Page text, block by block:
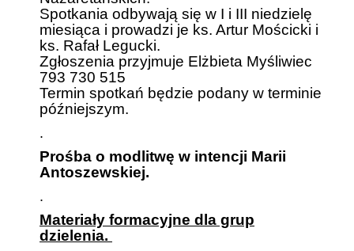
Spotkania odbywają się w I i III niedzielę
miesiąca i prowadzi je ks. Artur Mościcki i
ks. Rafał Legucki.
Zgłoszenia przyjmuje Elżbieta Myśliwiec
793 730 515
Termin spotkań będzie podany w terminie
późniejszym.
.
Prośba o modlitwę w intencji Marii
Antoszewskiej.
.
Materiały formacyjne dla grup
dzielenia.